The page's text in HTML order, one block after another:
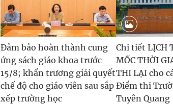
Đảm bảo hoàn thành cung
ứng sách giáo khoa trước
15/8; khẩn trương giải quyết
chế độ cho giáo viên sau sắp
xếp trường học
Chi tiết LỊCH
MỐC THỜI
THI LẠI cho
Điểm thi
Tuyên Quang